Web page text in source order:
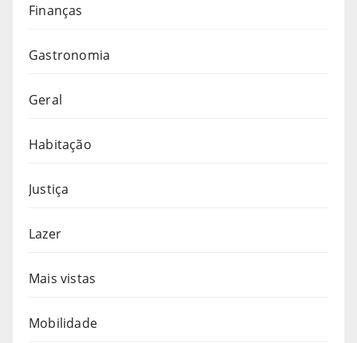
Finanças
Gastronomia
Geral
Habitação
Justiça
Lazer
Mais vistas
Mobilidade